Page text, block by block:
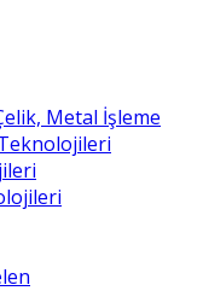
Metal İşleme